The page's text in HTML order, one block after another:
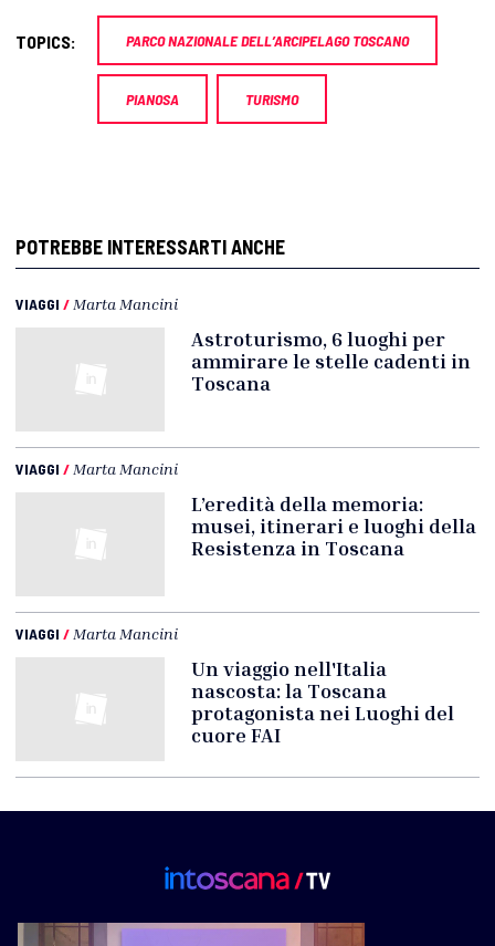
TOPICS: PARCO NAZIONALE DELL’ARCIPELAGO TOSCANO
PIANOSA TURISMO
POTREBBE INTERESSARTI ANCHE
VIAGGI / Marta Mancini
Astroturismo, 6 luoghi per
ammirare le stelle cadenti in
Toscana
VIAGGI / Marta Mancini
L’eredità della memoria:
musei, itinerari e luoghi della
Resistenza in Toscana
VIAGGI / Marta Mancini
Un viaggio nell'Italia
nascosta: la Toscana
protagonista nei Luoghi del
cuore FAI